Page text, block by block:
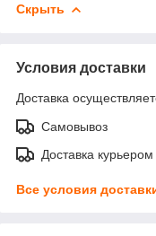
Скрыть
Условия доставки
Доставка
Самовывоз
Доставка курьером
Все условия